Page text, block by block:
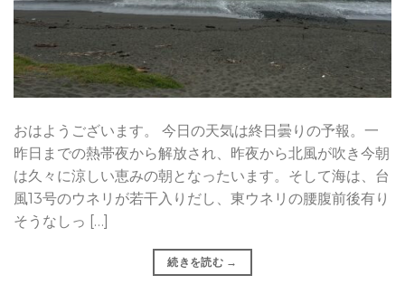
おはようございます。 今日の天気は終日曇りの予報。一
昨日までの熱帯夜から解放され、昨夜から北風が吹き今朝
は久々に涼しい恵みの朝となったいます。そして海は、台
風13号のウネリが若干入りだし、東ウネリの腰腹前後有り
そうなしっ […]
続きを読む →